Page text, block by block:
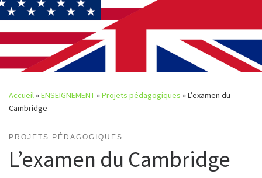
Accueil»ENSEIGNEMENT»Projets pédagogiques »L’examen du
Cambridge
PROJETS PÉDAGOGIQUES
L’examen du Cambridge